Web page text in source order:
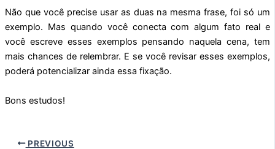
Não que você precise usar as duas na mesma frase, foi só um
exemplo. Mas quando você conecta com algum fato real e
você escreve esses exemplos pensando naquela cena, tem
mais chances de relembrar. E se você revisar esses exemplos,
poderá potencializar ainda essa fixação.
Bons estudos!
PREVIOUS